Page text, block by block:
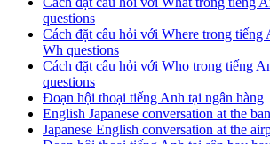
questions
Cách đặt câu hỏi với Where trong tiếng
Wh questions
Cách đặt câu hỏi với Who trong tiếng
questions
Đoạn hội thoại tiếng Anh tại ngân hàng
English Japanese conversation at the
Japanese English conversation at the